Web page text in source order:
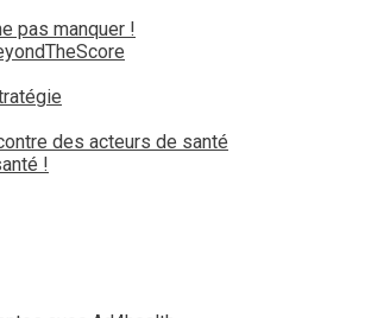
pas manquer !
des acteurs de santé
!